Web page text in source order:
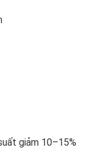
giảm 10–15%